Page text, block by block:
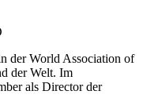
der World Association of
der Welt. Im
als Director der